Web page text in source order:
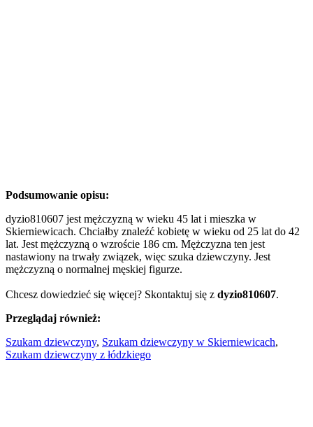
Podsumowanie opisu:
dyzio810607 jest mężczyzną w wieku 45 lat i mieszka w
Skierniewicach. Chciałby znaleźć kobietę w wieku od 25 lat do 42
lat. Jest mężczyzną o wzroście 186 cm. Mężczyzna ten jest
nastawiony na trwały związek, więc szuka dziewczyny. Jest
mężczyzną o normalnej męskiej figurze.
Chcesz dowiedzieć się więcej? Skontaktuj się z dyzio810607.
Przeglądaj również:
Szukam dziewczyny, Szukam dziewczyny w Skierniewicach,
Szukam dziewczyny z łódzkiego